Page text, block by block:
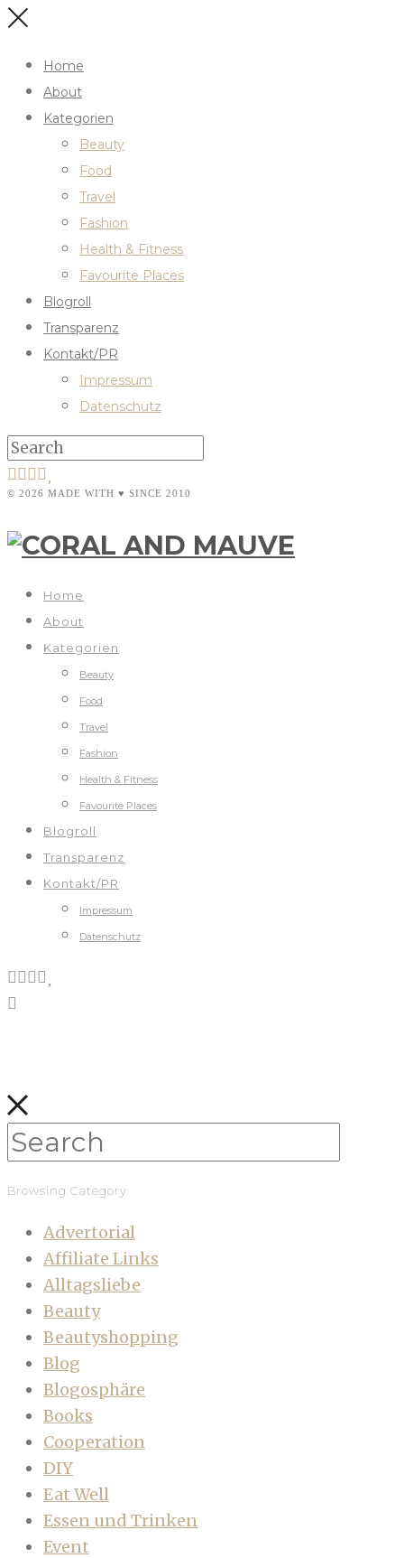
Home
About
Kategorien
Beauty
Food
Travel
Fashion
Health & Fitness
Favourite Places
Blogroll
Transparenz
Kontakt/PR
Impressum
Datenschutz
© 2026 MADE WITH ♥ SINCE 2010
Home
About
Kategorien
Beauty
Food
Travel
Fashion
Health & Fitness
Favourite Places
Blogroll
Transparenz
Kontakt/PR
Impressum
Datenschutz
Browsing Category
Advertorial
Affiliate Links
Alltagsliebe
Beauty
Beautyshopping
Blog
Blogosphäre
Books
Cooperation
DIY
Eat Well
Essen und Trinken
Event